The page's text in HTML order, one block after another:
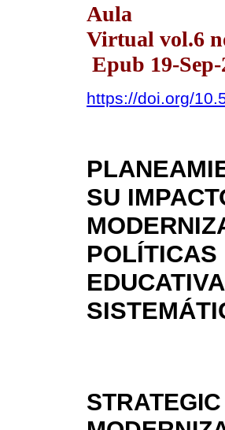
Aula
Virtual vol.6
Epub 19-Sep-
https://doi.org/
SU